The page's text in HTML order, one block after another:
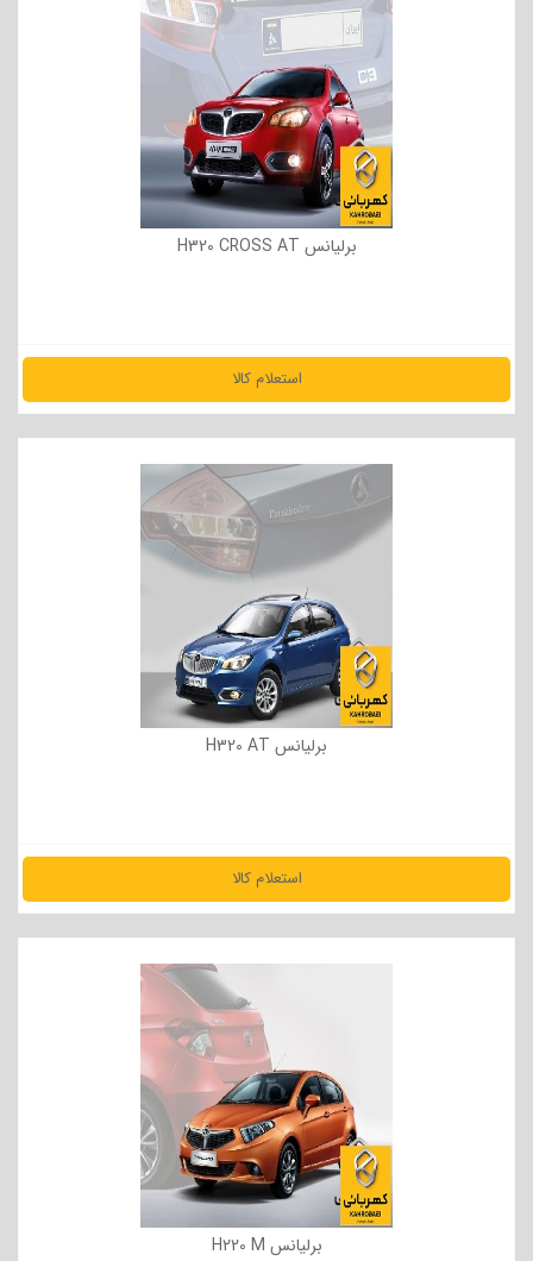
برلیانس H320 CROSS AT
استعلام کالا
مشاهده جزئیات
برلیانس H320 AT
استعلام کالا
مشاهده جزئیات
برلیانس H220 M